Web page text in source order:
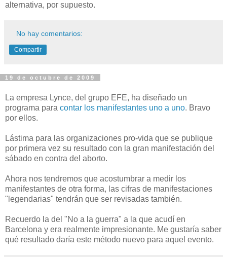
alternativa, por supuesto.
No hay comentarios:
Compartir
19 de octubre de 2009
La empresa Lynce, del grupo EFE, ha diseñado un
programa para contar los manifestantes uno a uno. Bravo
por ellos.
Lástima para las organizaciones pro-vida que se publique
por primera vez su resultado con la gran manifestación del
sábado en contra del aborto.
Ahora nos tendremos que acostumbrar a medir los
manifestantes de otra forma, las cifras de manifestaciones
"legendarias" tendrán que ser revisadas también.
Recuerdo la del "No a la guerra" a la que acudí en
Barcelona y era realmente impresionante. Me gustaría saber
qué resultado daría este método nuevo para aquel evento.